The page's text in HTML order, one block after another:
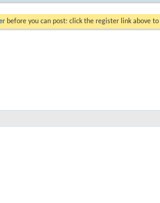
before you can post: click the register link above